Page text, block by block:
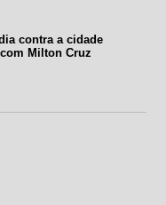
contra a cidade
Milton Cruz